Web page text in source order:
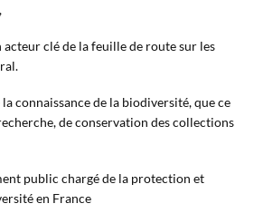
acteur clé de la feuille de route sur les
la connaissance de la biodiversité, que ce
de conservation des collections
public chargé de la protection et
en France